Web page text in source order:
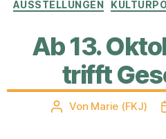
AUSSTELLUNGEN
Ab 13.
trifft
Beitragsautor
Von Marie (FKJ)